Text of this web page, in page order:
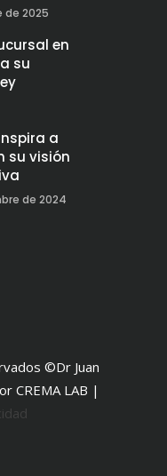
de 2025
en
su
a
su visión
de 2024
©Dr Juan
CREMA LAB |